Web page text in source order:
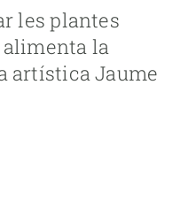
les plantes
la
artística Jaume